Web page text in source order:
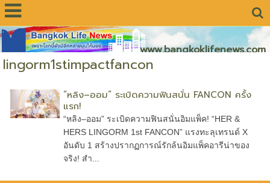
www.bangkoklifenews.com
lingorm1stimpactfancon
“หลิง–ออม” ระเบิดความฟินสนั่น FANCON ครั้ง
แรก!
“หลิง–ออม” ระเบิดความฟินสนั่นอิมแพ็ค! “HER &
HERS LINGORM 1st FANCON” แรงทะลุเทรนด์ X
อันดับ 1 สร้างปรากฏการณ์รักล้นอิมแพ็คอารีน่าของ
จริง! สำ...